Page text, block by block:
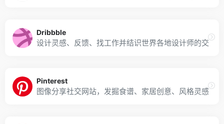
Dribbble
设计灵感、反馈、找工作并结识世界各地设计师的交流
Pinterest
图像分享社交网站，发掘食谱、家居创意、风格灵感等